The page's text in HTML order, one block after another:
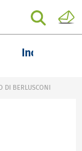
Inchieste
DI BERLUSCONI